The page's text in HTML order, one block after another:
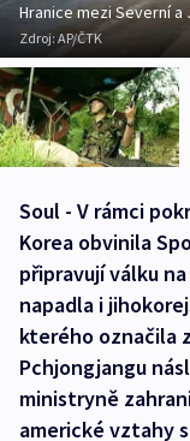
Hranice mezi Severní a
Zdroj: AP/ČTK
Soul - V rámci
Korea obvinila
připravují válku
napadla i
kterého označila
Pchjongjangu
ministryně
americké vztahy